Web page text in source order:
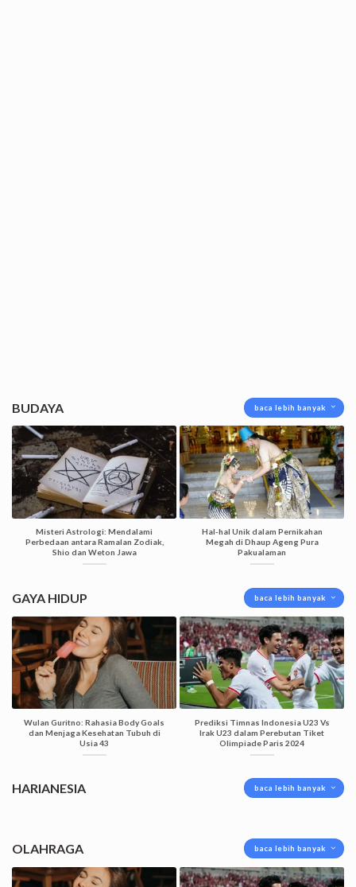
BUDAYA baca lebih banyak
Misteri Astrologi: Mendalami
Perbedaan antara Ramalan Zodiak,
Shio dan Weton Jawa
Hal-hal Unik dalam Pernikahan
Megah di Dhaup Ageng Pura
Pakualaman
GAYA HIDUP baca lebih banyak
Wulan Guritno: Rahasia Body Goals
dan Menjaga Kesehatan Tubuh di
Usia 43
Prediksi Timnas Indonesia U23 Vs
Irak U23 dalam Perebutan Tiket
Olimpiade Paris 2024
HARIANESIA baca lebih banyak
OLAHRAGA baca lebih banyak